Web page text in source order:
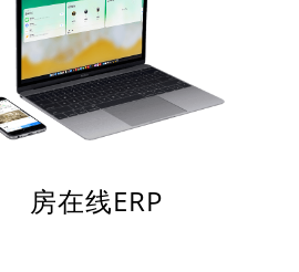
房在线ERP